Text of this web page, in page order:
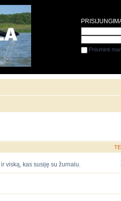
viską, kas susiję su žurnalu.
Prisiminti